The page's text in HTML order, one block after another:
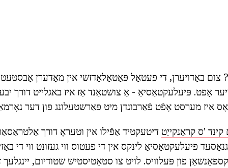
צום באַדויערן, די פעטאַל פּאַטאַלאַדזשי אין מאָדערן
אָפֿט. פּיעלעקטאַסיאַ - אַ צושטאַנד אַז איז באגלייט דורך
איז מערסט אָפֿט פֿאַרבונדן מיט פאַרשטעלונג פון דער
'ס קראַנקייַטדיטעקטיד אַפֿילו אין וטעראָ דורך
פּיעלעקטאַסיאַ לינקס אין די פעטוס ווי געזונט ווי די
פון פּעלוויס. לויט צו סטאַטיסטיש שטודיום,